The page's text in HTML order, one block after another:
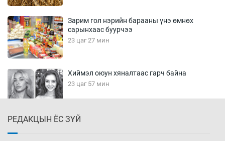
Зарим гол нэрийн барааны үнэ өмнөх
сарынхаас буурчээ
23 цаг 27 мин
Хиймэл оюун хяналтаас гарч байна
23 цаг 57 мин
РЕДАКЦЫН ЁС ЗҮЙ